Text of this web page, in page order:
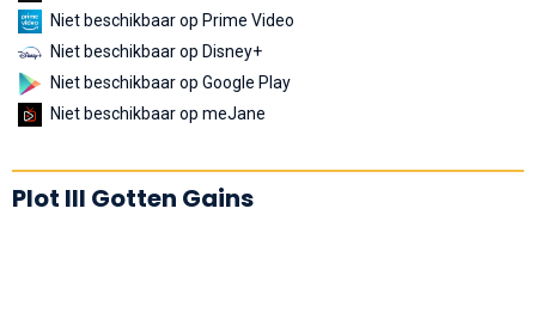
Niet beschikbaar op Prime Video
Niet beschikbaar op Disney+
Niet beschikbaar op Google Play
Niet beschikbaar op meJane
Plot Ill Gotten Gains